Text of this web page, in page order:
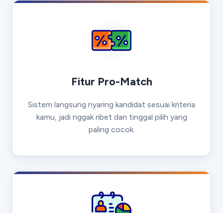
Fitur Pro-Match
Sistem langsung nyaring kandidat sesuai kriteria
kamu, jadi nggak ribet dan tinggal pilih yang
paling cocok.